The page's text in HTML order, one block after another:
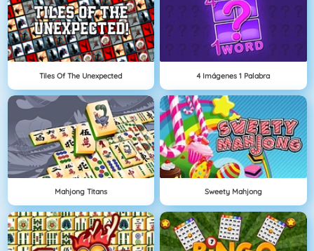
Tiles Of The Unexpected 4 Imágenes 1 Palabra
Mahjong Titans Sweety Mahjong